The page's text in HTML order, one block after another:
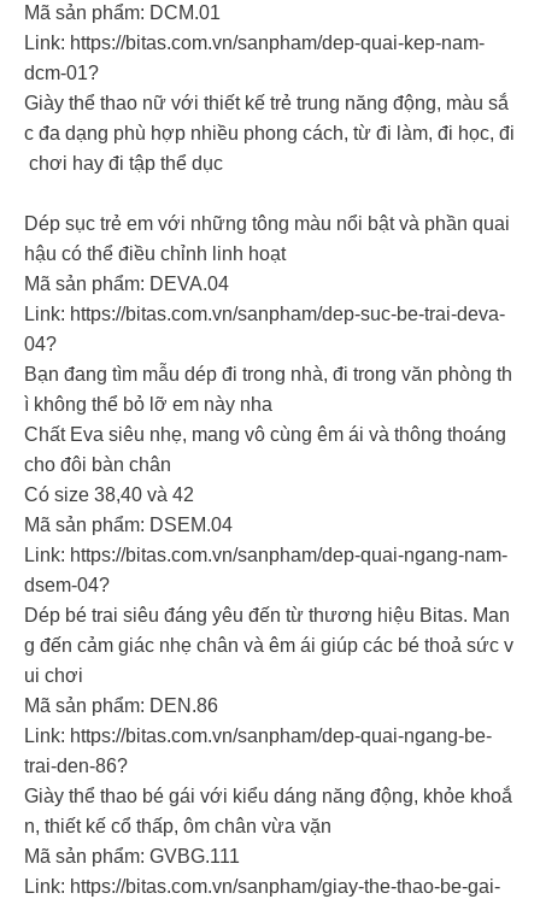
Mã sản phẩm: DCM.01
Link: https://bitas.com.vn/sanpham/dep-quai-kep-nam-
dcm-01?
Giày thể thao nữ với thiết kế trẻ trung năng động, màu sắ
c đa dạng phù hợp nhiều phong cách, từ đi làm, đi học, đi
chơi hay đi tập thể dục
Dép sục trẻ em với những tông màu nổi bật và phần quai
hậu có thể điều chỉnh linh hoạt
Mã sản phẩm: DEVA.04
Link: https://bitas.com.vn/sanpham/dep-suc-be-trai-deva-
04?
Bạn đang tìm mẫu dép đi trong nhà, đi trong văn phòng th
ì không thể bỏ lỡ em này nha
Chất Eva siêu nhẹ, mang vô cùng êm ái và thông thoáng
cho đôi bàn chân
Có size 38,40 và 42
Mã sản phẩm: DSEM.04
Link: https://bitas.com.vn/sanpham/dep-quai-ngang-nam-
dsem-04?
Dép bé trai siêu đáng yêu đến từ thương hiệu Bitas. Man
g đến cảm giác nhẹ chân và êm ái giúp các bé thoả sức v
ui chơi
Mã sản phẩm: DEN.86
Link: https://bitas.com.vn/sanpham/dep-quai-ngang-be-
trai-den-86?
Giày thể thao bé gái với kiểu dáng năng động, khỏe khoắ
n, thiết kế cổ thấp, ôm chân vừa vặn
Mã sản phẩm: GVBG.111
Link: https://bitas.com.vn/sanpham/giay-the-thao-be-gai-